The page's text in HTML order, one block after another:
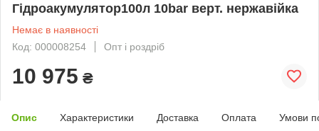
Гідроакумулятор100л 10bar верт. нержавійка
Немає в наявності
Код: 000008254
Опт і роздріб
10 975 ₴
Опис Характеристики Доставка Оплата Умови